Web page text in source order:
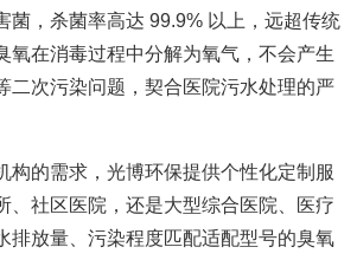
菌，杀菌率高达 99.9% 以上，远超传统
氧在消毒过程中分解为氧气，不会产生
二次污染问题，契合医院污水处理的严
构的需求，光博环保提供个性化定制服
、社区医院，还是大型综合医院、医疗
排放量、污染程度匹配适配型号的臭氧